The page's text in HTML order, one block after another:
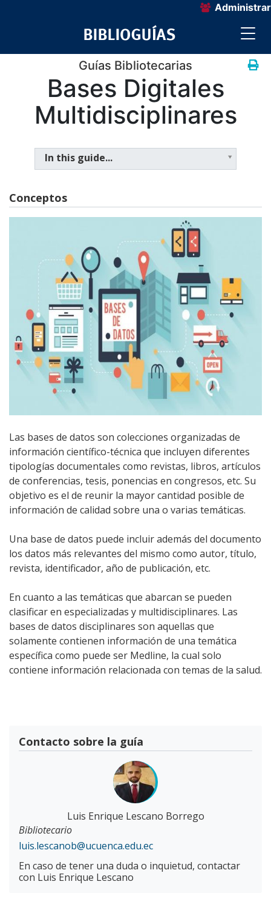
Administrar
Guías Bibliotecarias
Bases Digitales
Multidisciplinares
In this guide...
Conceptos
Las bases de datos son colecciones organizadas de
información científico-técnica que incluyen diferentes
tipologías documentales como revistas, libros, artículos
de conferencias, tesis, ponencias en congresos, etc. Su
objetivo es el de reunir la mayor cantidad posible de
información de calidad sobre una o varias temáticas.
Una base de datos puede incluir además del documento
los datos más relevantes del mismo como autor, título,
revista, identificador, año de publicación, etc.
En cuanto a las temáticas que abarcan se pueden
clasificar en especializadas y multidisciplinares. Las
bases de datos disciplinares son aquellas que
solamente contienen información de una temática
específica como puede ser Medline, la cual solo
contiene información relacionada con temas de la salud.
Contacto sobre la guía
Luis Enrique Lescano Borrego
Bibliotecario
luis.lescanob@ucuenca.edu.ec
En caso de tener una duda o inquietud, contactar
con Luis Enrique Lescano